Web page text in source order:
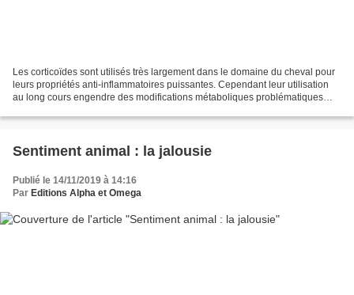
Les corticoïdes sont utilisés très largement dans le domaine du cheval pour
leurs propriétés anti-inflammatoires puissantes. Cependant leur utilisation
au long cours engendre des modifications métaboliques problématiques
Sentiment animal : la jalousie
Publié le 14/11/2019 à 14:16
Par Editions Alpha et Omega